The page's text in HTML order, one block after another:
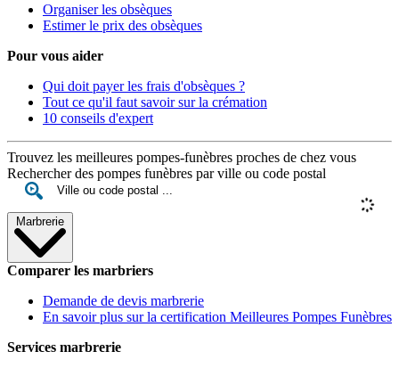
Organiser les obsèques
Estimer le prix des obsèques
Pour vous aider
Qui doit payer les frais d'obsèques ?
Tout ce qu'il faut savoir sur la crémation
10 conseils d'expert
Trouvez les meilleures pompes-funèbres proches de chez vous
Rechercher des pompes funèbres par ville ou code postal
Marbrerie
Comparer les marbriers
Demande de devis marbrerie
En savoir plus sur la certification Meilleures Pompes Funèbres
Services marbrerie